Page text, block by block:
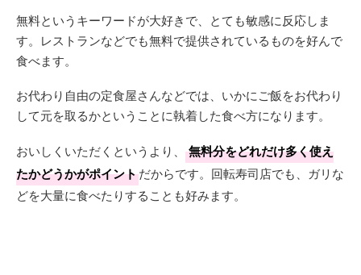
無料というキーワードが大好きで、とても敏感に反応しま
す。レストランなどでも無料で提供されているものを好んで
食べます。
お代わり自由の定食屋さんなどでは、いかにご飯をお代わり
して元を取るかということに執着した食べ方になります。
おいしくいただくというより、
無料分をどれだけ多く使え
たかどうかがポイントだからです。回転寿司店でも、ガリな
どを大量に食べたりすることも好みます。